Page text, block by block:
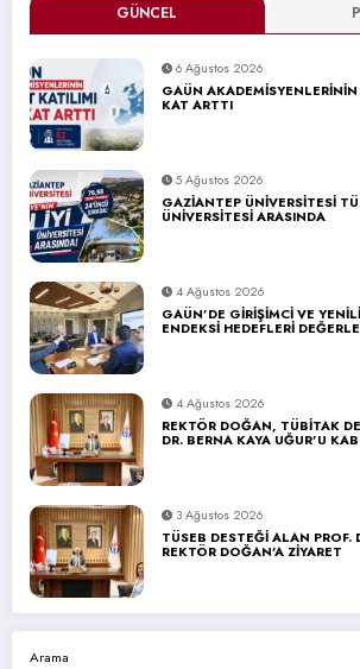
GÜNCEL
6 Ağustos 2026
GAÜN
KAT ARTTI
5 Ağustos 2026
GAZİANTEP ÜNİVERSİTESİ
ÜNİVERSİTESİ ARASINDA
4 Ağustos 2026
GAÜN’DE GİRİŞİMCİ VE
ENDEKSİ HEDEFLERİ
4 Ağustos 2026
REKTÖR DOĞAN, TÜBİTAK
DR. BERNA KAYA UĞUR’U
3 Ağustos 2026
TÜSEB DESTEĞİ ALAN PROF.
REKTÖR DOĞAN’A ZİYARET
Arama